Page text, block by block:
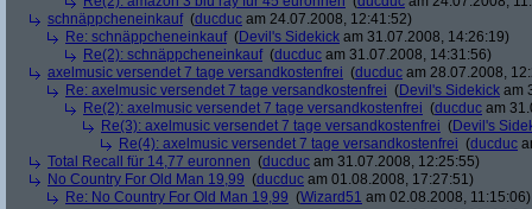
schnäppcheneinkauf(ducduc am 24.07.2008, 12:41:52)
Re: schnäppcheneinkauf(Devil's Sidekick am 31.07.2008, 14:26:19)
Re(2): schnäppcheneinkauf(ducduc am 31.07.2008, 14:31:56)
axelmusic versendet 7 tage versandkostenfrei (ducduc am 28.07.2008,
Re: axelmusic versendet 7 tage versandkostenfrei (Devil's Sidekick am
Re(2): axelmusic versendet 7 tage versandkostenfrei (ducduc am
Re(3): axelmusic versendet 7 tage versandkostenfrei (Devil's
Re(4): axelmusic versendet 7 tage versandkostenfrei (ducduc
Total Recall für 14,77 euronnen (ducduc am 31.07.2008, 12:25:55)
No Country For Old Man 19,99 (ducduc am 01.08.2008, 17:27:51)
Re: No Country For Old Man 19,99 (Wizard51 am 02.08.2008, 11:15:06)